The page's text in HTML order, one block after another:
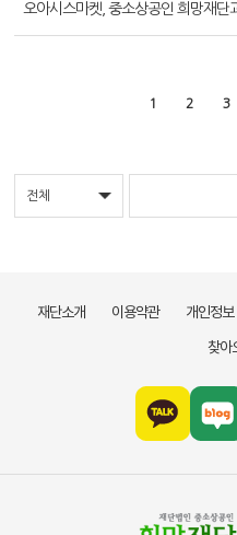
오아시스마켓, 중소상공인 희망재단
1 2 3
재단소개 이용약관 개인정
찾아